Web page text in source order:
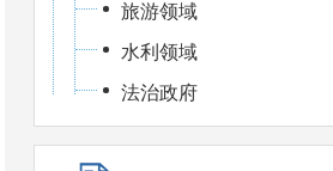
旅游领域
水利领域
法治政府